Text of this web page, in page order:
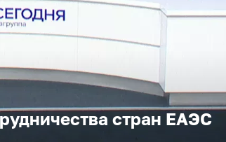
стран ЕАЭС